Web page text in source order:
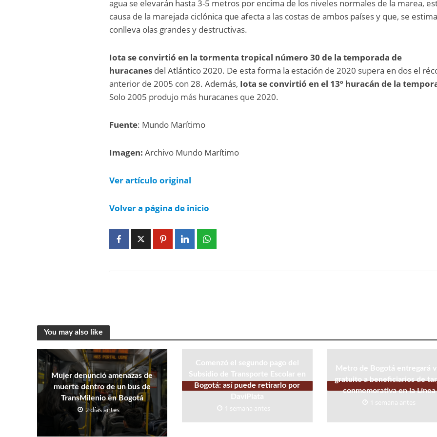
agua se elevarán hasta 3-5 metros por encima de los niveles normales de la marea,
causa de la marejada ciclónica que afecta a las costas de ambos países y que, se
conlleva olas grandes y destructivas.
Iota se convirtió en la tormenta tropical número 30 de la temporada de
huracanes del Atlántico 2020. De esta forma la estación de 2020 supera en dos el
anterior de 2005 con 28. Además, Iota se convirtió en el 13º huracán de la
Solo 2005 produjo más huracanes que 2020.
Fuente: Mundo Marítimo
Imagen:Archivo Mundo Marítimo
Ver artículooriginal
Volver a página de inicio
You may also like
Mujer denunció amenazas de
muerte dentro de un bus de
TransMilenio en Bogotá
2 días antes
Comenzó el segundo pago del
Subsidio de Transporte Escolar en
Bogotá: así puede retirarlo por
DaviPlata
1 semana antes
Metro de Bogotá entregará
gratuito a beneficiarios de
conmemorativa en la Línea
1 semana antes